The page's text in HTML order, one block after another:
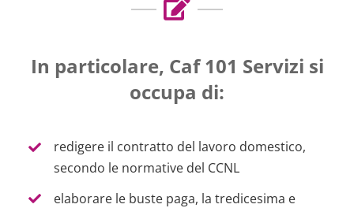
In particolare, Caf 101 Servizi si
occupa di:
redigere il contratto del lavoro domestico,
secondo le normative del CCNL
elaborare le buste paga, la tredicesima e